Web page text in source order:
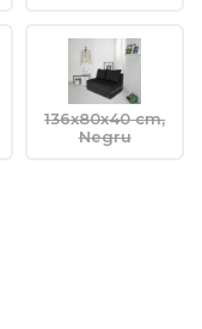
136x80x40 cm,
Negru